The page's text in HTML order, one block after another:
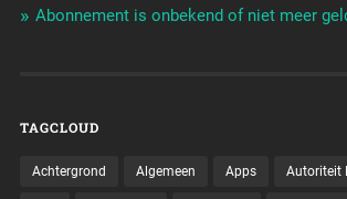
Abonnement is onbekend of niet meer
TAGCLOUD
Achtergrond Algemeen Apps Autoriteit